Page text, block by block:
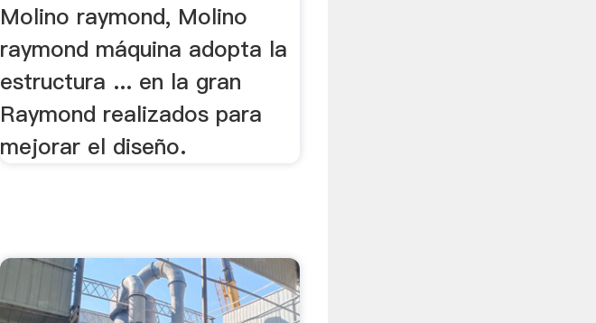
Molino raymond, Molino
raymond máquina adopta la
estructura ... en la gran
Raymond realizados para
mejorar el diseño.